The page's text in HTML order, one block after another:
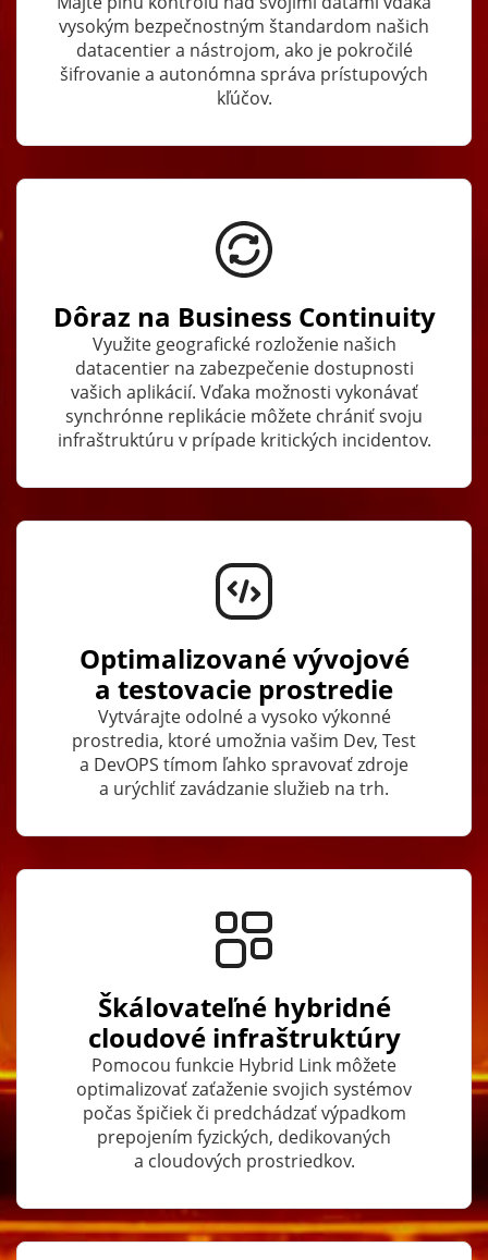
vysokým bezpečnostným štandardom našich
datacentier a nástrojom, ako je pokročilé
šifrovanie a autonómna správa prístupových
kľúčov.
Dôraz na Business Continuity
Využite geografické rozloženie našich
datacentier na zabezpečenie dostupnosti
vašich aplikácií. Vďaka možnosti vykonávať
synchrónne replikácie môžete chrániť svoju
infraštruktúru v prípade kritických incidentov.
Optimalizované vývojové
a testovacie prostredie
Vytvárajte odolné a vysoko výkonné
prostredia, ktoré umožnia vašim Dev, Test
a DevOPS tímom ľahko spravovať zdroje
a urýchliť zavádzanie služieb na trh.
Škálovateľné hybridné
cloudové infraštruktúry
Pomocou funkcie Hybrid Link môžete
optimalizovať zaťaženie svojich systémov
počas špičiek či predchádzať výpadkom
prepojením fyzických, dedikovaných
a cloudových prostriedkov.